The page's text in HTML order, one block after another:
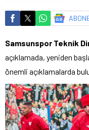
Samsunspor Teknik
açıklamada, yeniden
önemli açıklamalarda